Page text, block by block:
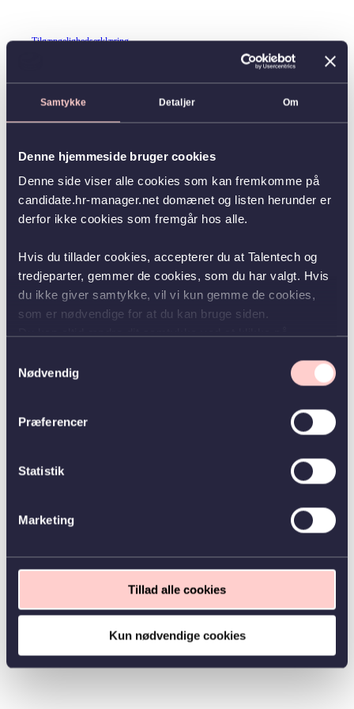
Samtykke Detaljer Om
Denne hjemmeside bruger cookies
Denne side viser alle cookies som kan fremkomme på
candidate.hr-manager.net domænet og listen herunder er
derfor ikke cookies som fremgår hos alle.
Hvis du tillader cookies, accepterer du at Talentech og
tredjeparter, gemmer de cookies, som du har valgt. Hvis
du ikke giver samtykke, vil vi kun gemme de cookies,
som er nødvendige for at du kan bruge siden.
Nødvendig
Præferencer
Statistik
Marketing
Tillad alle cookies
Kun nødvendige cookies
Tilgængelighedserklæring